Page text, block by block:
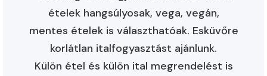
ételek hangsúlyosak, vega, vegán,
mentes ételek is választhatóak. Esküvőre
korlátlan italfogyasztást ajánlunk.
Külön étel és külön ital megrendelést is